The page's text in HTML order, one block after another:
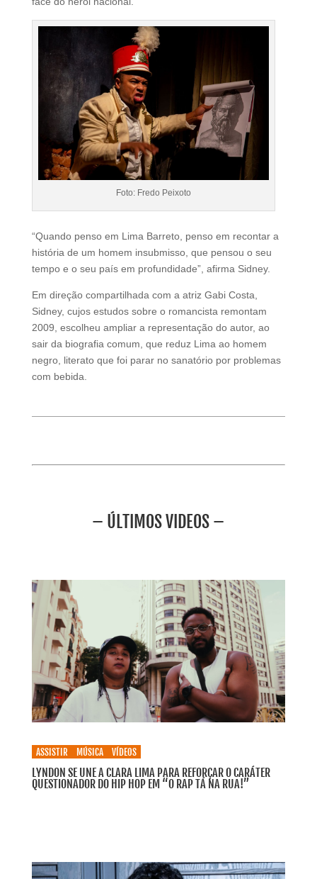
Foto: Fredo Peixoto
“Quando penso em Lima Barreto, penso em recontar a
história de um homem insubmisso, que pensou o seu
tempo e o seu país em profundidade”, afirma Sidney.
Em direção compartilhada com a atriz Gabi Costa,
Sidney, cujos estudos sobre o romancista remontam
2009, escolheu ampliar a representação do autor, ao
sair da biografia comum, que reduz Lima ao homem
negro, literato que foi parar no sanatório por problemas
com bebida.
– ÚLTIMOS VIDEOS –
ASSISTIR MÚSICA VÍDEOS
LYNDON SE UNE A CLARA LIMA PARA REFORÇAR O CARÁTER
QUESTIONADOR DO HIP HOP EM “O RAP TÁ NA RUA!”